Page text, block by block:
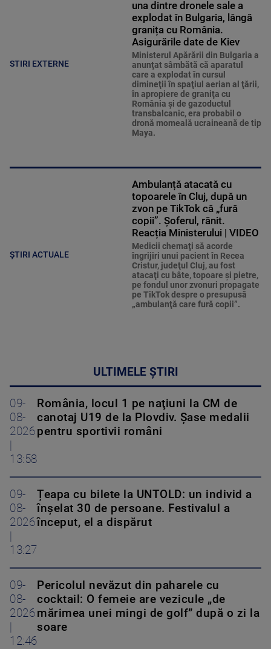
STIRI EXTERNE
una dintre dronele sale a
explodat în Bulgaria, lângă
granița cu România.
Asigurările date de Kiev
Ministerul Apărării din Bulgaria a
anunţat sâmbătă că aparatul
care a explodat în cursul
dimineţii în spaţiul aerian al ţării,
în apropiere de graniţa cu
România şi de gazoductul
transbalcanic, era probabil o
dronă momeală ucraineană de tip
Maya.
ȘTIRI ACTUALE
Ambulanță atacată cu
topoarele în Cluj, după un
zvon pe TikTok că „fură
copii”. Șoferul, rănit.
Reacția Ministerului | VIDEO
Medicii chemaţi să acorde
îngrijiri unui pacient în Recea
Cristur, judeţul Cluj, au fost
atacaţi cu bâte, topoare şi pietre,
pe fondul unor zvonuri propagate
pe TikTok despre o presupusă
„ambulanţă care fură copii”.
ULTIMELE ȘTIRI
09-
08-
2026
13:58
România, locul 1 pe naţiuni la CM de
canotaj U19 de la Plovdiv. Șase medalii
pentru sportivii români
09-
08-
2026
13:27
Țeapa cu bilete la UNTOLD: un individ a
înșelat 30 de persoane. Festivalul a
început, el a dispărut
09-
08-
2026
12:46
Pericolul nevăzut din paharele cu
cocktail: O femeie are vezicule „de
mărimea unei mingi de golf” după o zi la
soare